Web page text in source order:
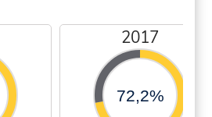
2017
72,2%